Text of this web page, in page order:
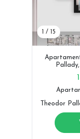
/ 15
Theodor